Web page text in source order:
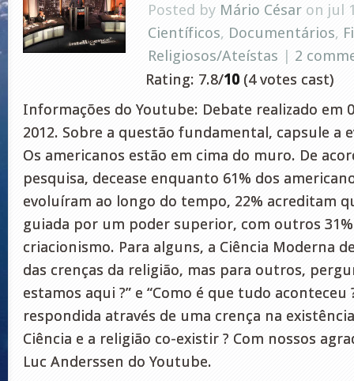
Posted by Mário César on jul
Científicos, Documentários,
Religiosos/Ateístas | 2
Rating: 7.8/10 (4 votes cast)
Informações do Youtube: Debate realizado em
2012. Sobre a questão fundamental, capsule a
Os americanos estão em cima do muro. De
pesquisa, decease enquanto 61% dos
evoluíram ao longo do tempo, 22% acreditam
guiada por um poder superior, com outros
criacionismo. Para alguns, a Ciência Moderna
das crenças da religião, mas para outros,
estamos aqui ?” e “Como é que tudo aconteceu
respondida através de uma crença na
Ciência e a religião co-existir ? Com nossos
Luc Anderssen do Youtube.